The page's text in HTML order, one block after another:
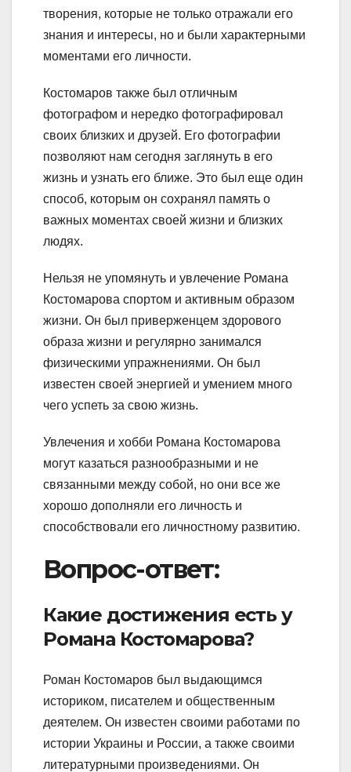
творения, которые не только отражали его
знания и интересы, но и были характерными
моментами его личности.
Костомаров также был отличным
фотографом и нередко фотографировал
своих близких и друзей. Его фотографии
позволяют нам сегодня заглянуть в его
жизнь и узнать его ближе. Это был еще один
способ, которым он сохранял память о
важных моментах своей жизни и близких
людях.
Нельзя не упомянуть и увлечение Романа
Костомарова спортом и активным образом
жизни. Он был приверженцем здорового
образа жизни и регулярно занимался
физическими упражнениями. Он был
известен своей энергией и умением много
чего успеть за свою жизнь.
Увлечения и хобби Романа Костомарова
могут казаться разнообразными и не
связанными между собой, но они все же
хорошо дополняли его личность и
способствовали его личностному развитию.
Вопрос-ответ:
Какие достижения есть у
Романа Костомарова?
Роман Костомаров был выдающимся
историком, писателем и общественным
деятелем. Он известен своими работами по
истории Украины и России, а также своими
литературными произведениями. Он